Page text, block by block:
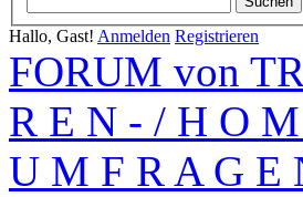
Hallo, Gast! Anmelden Registrieren
FORUM von
R E N - / H O
U M F R A G E